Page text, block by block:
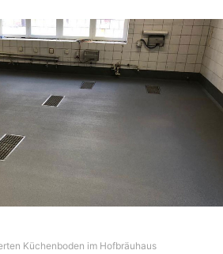
Küchenboden im Hofbräuhaus